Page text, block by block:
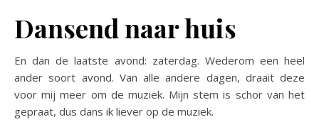
Dansend naar huis
En dan de laatste avond: zaterdag. Wederom een heel
ander soort avond. Van alle andere dagen, draait deze
voor mij meer om de muziek. Mijn stem is schor van het
gepraat, dus dans ik liever op de muziek.